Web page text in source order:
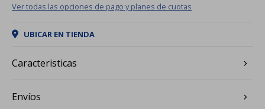
Ver todas las opciones de pago y planes de cuotas
UBICAR EN TIENDA
Caracteristicas
Envíos